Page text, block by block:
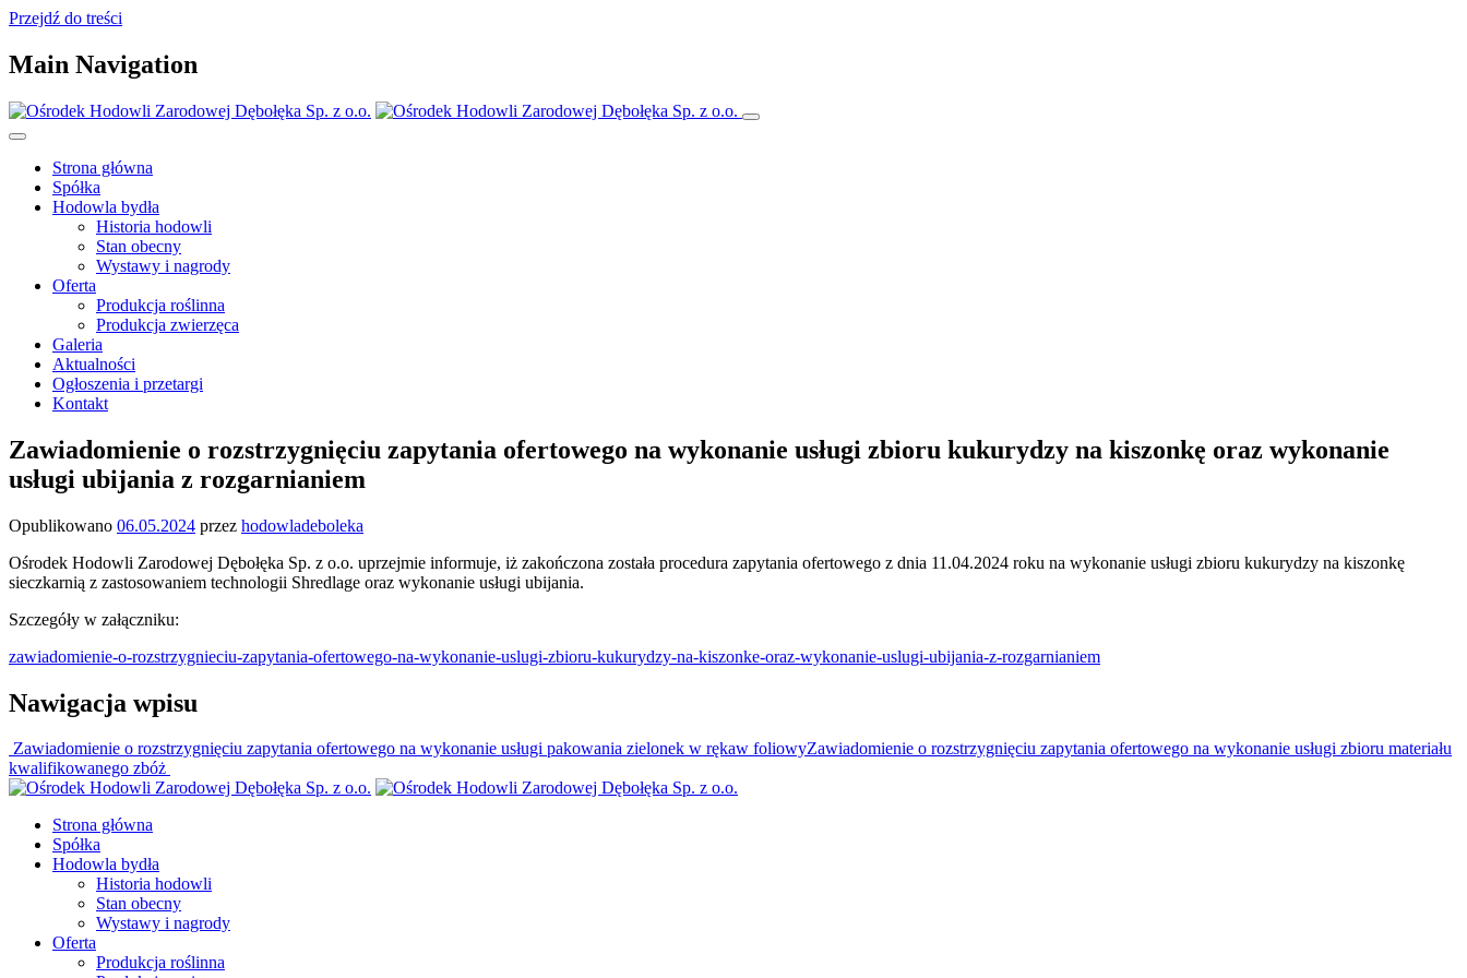
Przejdź do treści
Main Navigation
Strona główna
Spółka
Hodowla bydła
Historia hodowli
Stan obecny
Wystawy i nagrody
Oferta
Produkcja roślinna
Produkcja zwierzęca
Galeria
Aktualności
Ogłoszenia i przetargi
Kontakt
Zawiadomienie o rozstrzygnięciu zapytania ofertowego na wykonanie usługi zbioru kukurydzy na kiszonkę oraz wykonanie
usługi ubijania z rozgarnianiem
Opublikowano 06.05.2024 przez hodowladeboleka
Ośrodek Hodowli Zarodowej Dębołęka Sp. z o.o. uprzejmie informuje, iż zakończona została procedura zapytania ofertowego z dnia 11.04.2024 roku na wykonanie usługi zbioru kukurydzy na kiszonkę
sieczkarnią z zastosowaniem technologii Shredlage oraz wykonanie usługi ubijania.
Szczegóły w załączniku:
zawiadomienie-o-rozstrzygnieciu-zapytania-ofertowego-na-wykonanie-uslugi-zbioru-kukurydzy-na-kiszonke-oraz-wykonanie-uslugi-ubijania-z-rozgarnianiem
Nawigacja wpisu
Zawiadomienie o rozstrzygnięciu zapytania ofertowego na wykonanie usługi pakowania zielonek w rękaw foliowyZawiadomienie o rozstrzygnięciu zapytania ofertowego na wykonanie usługi zbioru materiału
kwalifikowanego zbóż
Strona główna
Spółka
Hodowla bydła
Historia hodowli
Stan obecny
Wystawy i nagrody
Oferta
Produkcja roślinna